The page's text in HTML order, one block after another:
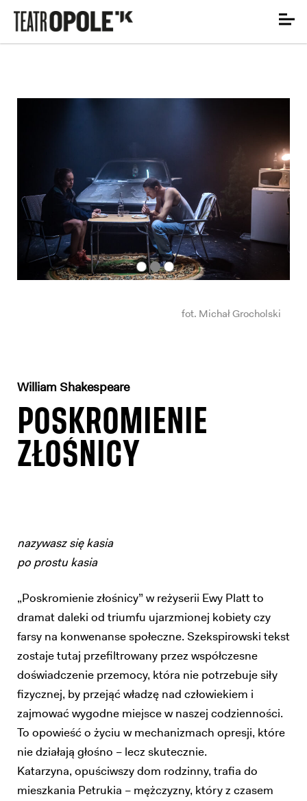
fot. Michał Grocholski
William Shakespeare
POSKROMIENIE
ZŁOŚNICY
nazywasz się kasia
po prostu kasia
„Poskromienie złośnicy” w reżyserii Ewy Platt to
dramat daleki od triumfu ujarzmionej kobiety czy
farsy na konwenanse społeczne. Szekspirowski tekst
zostaje tutaj przefiltrowany przez współczesne
doświadczenie przemocy, która nie potrzebuje siły
fizycznej, by przejąć władzę nad człowiekiem i
zajmować wygodne miejsce w naszej codzienności.
To opowieść o życiu w mechanizmach opresji, które
nie działają głośno – lecz skutecznie.
Katarzyna, opuściwszy dom rodzinny, trafia do
mieszkania Petrukia – mężczyzny, który z czasem